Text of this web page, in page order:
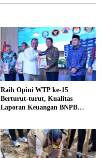
Raih Opini WTP ke-15
Berturut-turut, Kualitas
Laporan Keuangan BNPB